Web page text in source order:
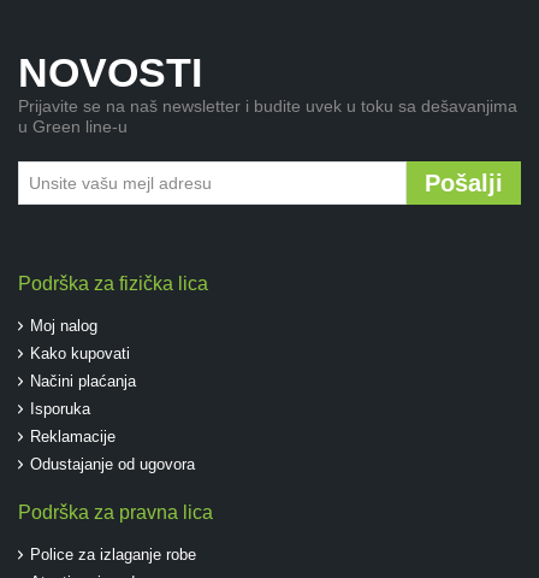
NOVOSTI
Prijavite se na naš newsletter i budite uvek u toku sa dešavanjima
u Green line-u
Pošalji
Podrška za fizička lica
Moj nalog
Kako kupovati
Načini plaćanja
Isporuka
Reklamacije
Odustajanje od ugovora
Podrška za pravna lica
Police za izlaganje robe